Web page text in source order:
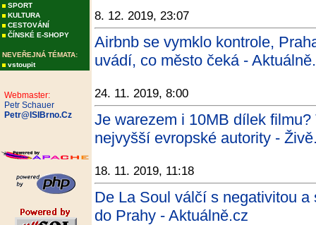
SPORT
KULTURA
CESTOVÁNÍ
ČÍNSKÉ E-SHOPY
NEVEŘEJNÁ TÉMATA:
vstoupit
Webmaster:
Petr Schauer
Petr@ISIBrno.Cz
8. 12. 2019, 23:07
Airbnb se vymklo kontrole,
uvádí, co město čeká -
24. 11. 2019, 8:00
Je warezem i 10MB dílek
nejvyšší evropské autority -
18. 11. 2019, 11:18
De La Soul válčí s negativitou
do Prahy - Aktuálně.cz